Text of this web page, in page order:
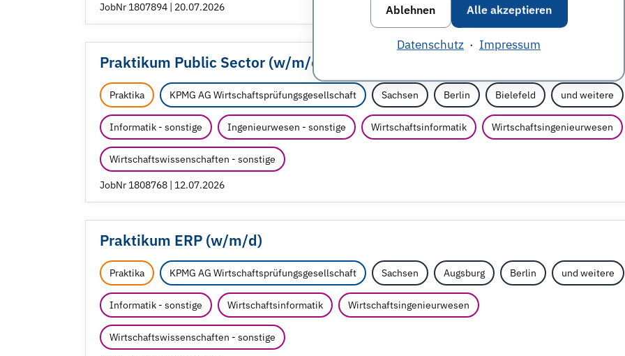
Ablehnen Alle akzeptieren
Datenschutz · Impressum
JobNr 1807894 | 20.07.2026
Praktikum Public Sector (w/m/d)
Praktika KPMG AG Wirtschaftsprüfungsgesellschaft Sachsen Berlin Bielefeld und weitere
Informatik - sonstige Ingenieurwesen - sonstige Wirtschaftsinformatik Wirtschaftsingenieurwesen
Wirtschaftswissenschaften - sonstige
JobNr 1808768 | 12.07.2026
Praktikum ERP (w/m/d)
Praktika KPMG AG Wirtschaftsprüfungsgesellschaft Sachsen Augsburg Berlin und weitere
Informatik - sonstige Wirtschaftsinformatik Wirtschaftsingenieurwesen
Wirtschaftswissenschaften - sonstige